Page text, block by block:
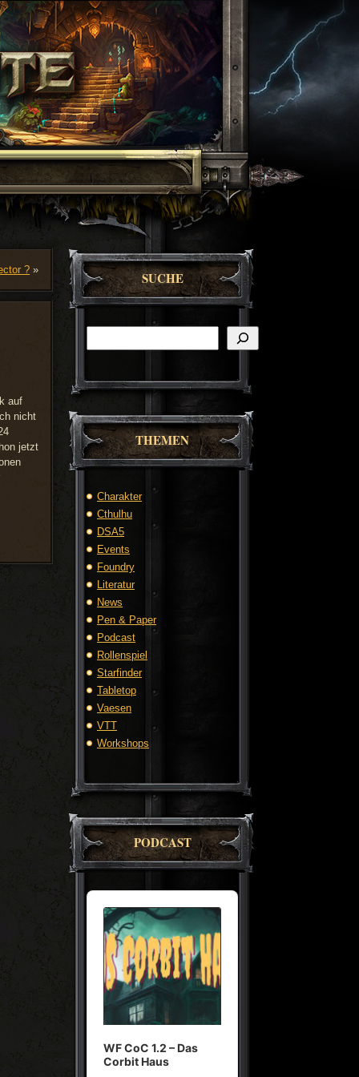
? »
auf
nicht
jetzt
SUCHE
THEMEN
Charakter
Cthulhu
DSA5
Events
Foundry
Literatur
News
Pen & Paper
Podcast
Rollenspiel
Starfinder
Tabletop
Vaesen
VTT
Workshops
PODCAST
Audio
Player
WF CoC 1.2 – Das
Corbit Haus